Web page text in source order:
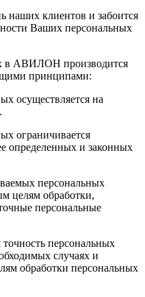
клиентов и забоится
Ваших персональных
в АВИЛОН производится
принципами:
осуществляется на
ограничивается
определенных и законных
персональных
целям обработки,
персональные
персональных
случаях и
обработки персональных